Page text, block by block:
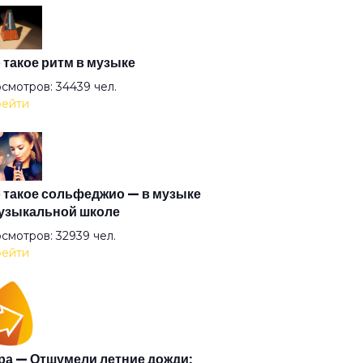
нового дня
такое ритм в музыке
34439 чел.
такое сольфеджио — в музыке
школе
32939 чел.
— Отшумели летние дожди: